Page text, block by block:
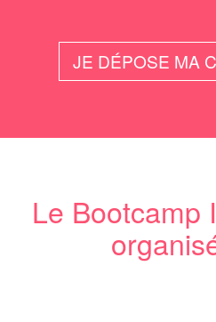
JE DÉPOSE MA
Le Bootcamp